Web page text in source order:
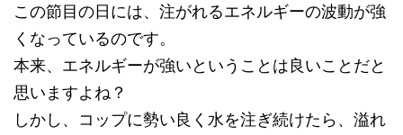
この節目の日には、注がれるエネルギーの波動が強
くなっているのです。
本来、エネルギーが強いということは良いことだと
思いますよね？
しかし、コップに勢い良く水を注ぎ続けたら、溢れ